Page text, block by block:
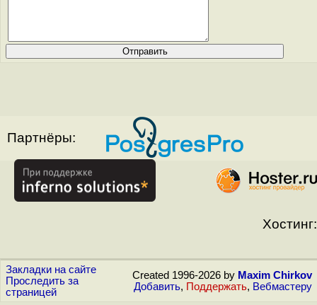
Партнёры:
Хостинг:
Закладки на сайте
Проследить за
страницей
Created 1996-2026 by Maxim Chirkov
Добавить, Поддержать, Вебмастеру